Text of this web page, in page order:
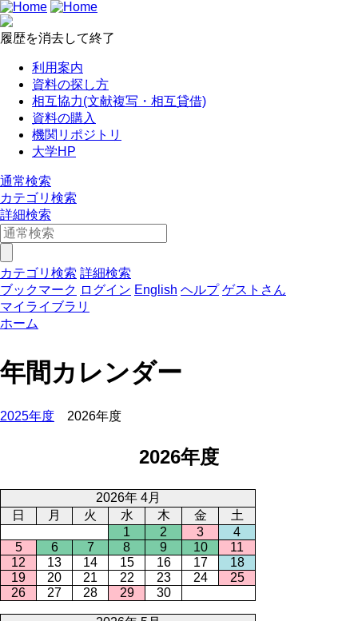
履歴を消去して終了
利用案内
資料の探し方
相互協力(文献複写・相互貸借)
資料の購入
機関リポジトリ
大学HP
通常検索
カテゴリ検索
詳細検索
カテゴリ検索 詳細検索
ブックマーク ログイン English ヘルプ ゲストさん
マイライブラリ
ホーム
年間カレンダー
2025年度 2026年度
2026年度
2026年 4月
日
月 火 水 木 金
土
1
2 3
4
5
6 7 8 9 10
11
12
13 14 15 16 17
18
19
20 21 22 23 24
25
26
27 28 29 30